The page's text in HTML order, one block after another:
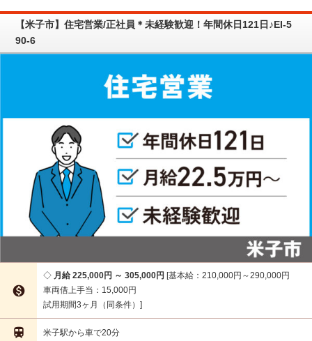
【米子市】住宅営業/正社員＊未経験歓迎！年間休日121日♪EI-5
90-6

月給 225,000円 ～ 305,000円 基本給：210,000円～290,000円
車両借上手当：15,000円
試用期間3ヶ月（同条件）
 米子駅から車で20分